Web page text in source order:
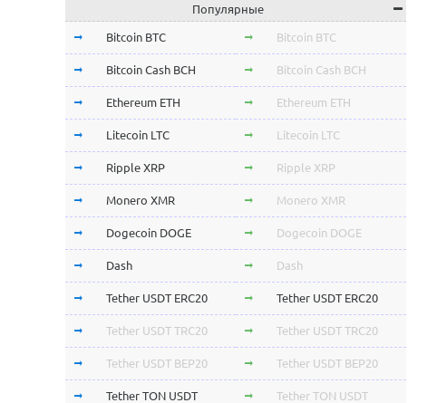
Популярные
Bitcoin BTC Bitcoin BTC
Bitcoin Cash BCH Bitcoin Cash BCH
Ethereum ETH Ethereum ETH
Litecoin LTC Litecoin LTC
Ripple XRP Ripple XRP
Monero XMR Monero XMR
Dogecoin DOGE Dogecoin DOGE
Dash Dash
Tether USDT ERC20 Tether USDT ERC20
Tether USDT TRC20 Tether USDT TRC20
Tether USDT BEP20 Tether USDT BEP20
Tether TON USDT Tether TON USDT